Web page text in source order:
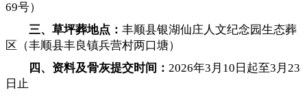
69号）
三、草坪葬地点： 丰顺县银湖仙庄人文纪念园生态葬
区（丰顺县丰良镇兵营村两口塘）
四、资料及骨灰提交时间： 2026年3月10日起至3月23
日止